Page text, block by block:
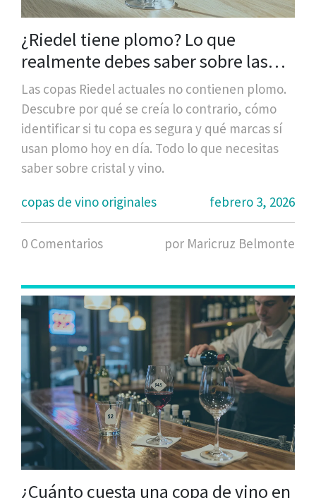
¿Riedel tiene plomo? Lo que
realmente debes saber sobre las
copas de vino de cristal
Las copas Riedel actuales no contienen plomo.
Descubre por qué se creía lo contrario, cómo
identificar si tu copa es segura y qué marcas sí
usan plomo hoy en día. Todo lo que necesitas
saber sobre cristal y vino.
copas de vino originales
febrero 3, 2026
0 Comentarios por Maricruz Belmonte
¿Cuánto cuesta una copa de vino en